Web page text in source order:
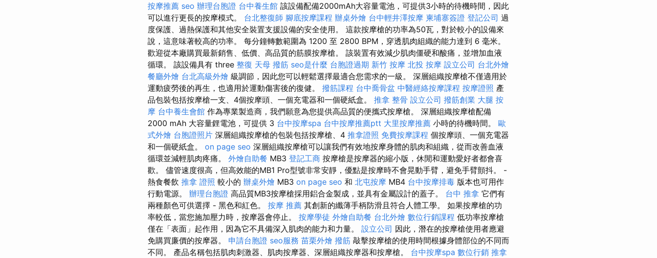
按摩推薦 seo 辦理台胞證 台中養生館 該設備配備2000mAh大容量電池，可提供3小時的待機時間，因此
可以進行更長的按摩模式。 台北整復師 腳底按摩課程 辦桌外燴 台中輕井澤按摩 柬埔寨簽證 登記公司 過
度保護、過熱保護和其他安全裝置支援設備的安全使用。 這款按摩槍的功率為50瓦，對於較小的設備來
說，這意味著較高的功率。 每分鐘轉數範圍為 1200 至 2800 BPM，穿透肌肉組織的能力達到 6 毫米。
歡迎從本廠購買最新銷售、低價、高品質的筋膜按摩槍。 該裝置有效減少肌肉僵硬和酸痛，並增加血液
循環。 該設備具有 three 整復 天母 撥筋 seo是什麼 台胞證過期 新竹 按摩 北投 按摩 設立公司 台北外燴
餐廳外燴 台北高級外燴 級調節，因此您可以輕鬆選擇最適合您需求的一級。 深層組織按摩槍不僅適用於
運動疲勞後的再生，也適用於運動傷害後的復健。 撥筋課程 台中喬骨盆 中醫經絡按摩課程 按摩證照 產
品包裝​​包括按摩槍一支、4個按摩頭、一個充電器和一個硬紙盒。 推拿 整骨 設立公司 撥筋創業 大腿 按
摩 台中養生會館 作為專業製造商，我們願意為您提供高品質的便攜式按摩槍。 深層組織按摩槍配備
2000 mAh 大容量鋰電池，可提供 3 台中按摩spa 台中按摩推薦ptt 大里按摩推薦 小時的待機時間。 歐
式外燴 台胞證照片 深層組織按摩槍的包裝包括按摩槍、4 推拿證照 免費按摩課程 個按摩頭、一個充電器
和一個硬紙盒。 on page seo 深層組織按摩槍可以讓我們有效地按摩身體的肌肉和組織，從而改善血液
循環並減輕肌肉疼痛。 外燴自助餐 MB3 登記工商 按摩槍是按摩器的縮小版，休閒和運動愛好者都會喜
歡。 儘管速度很高，但高效能的MB1 Pro型號非常安靜，優點是按摩時不會晃動手臂，避免手臂顫抖。 -
熱食餐飲 推拿 證照 較小的 辦桌外燴 MB3 on page seo 和 北屯按摩 MB4 台中按摩排毒 版本也可用作
行動電源。 辦理台胞證 高品質MB3按摩槍採用鋁合金製成，並具有金屬設計的蓋子。 台中 推拿 它們有
兩種顏色可供選擇 - 黑色和紅色。 按摩 推薦 其創新的纖薄手柄防滑且符合人體工學。 如果按摩槍的功
率較低，當您施加壓力時，按摩器會停止。 按摩學徒 外燴自助餐 台北外燴 數位行銷課程 低功率按摩槍
僅在「表面」起作用，因為它不具備深入肌肉的能力和力量。 設立公司 因此，潛在的按摩槍使用者應避
免購買廉價的按摩器。 申請台胞證 seo服務 苗栗外燴 撥筋 敲擊按摩槍的使用時間根據身體部位的不同而
不同。 產品名稱包括肌肉刺激器、肌肉按摩器、深層組織按摩器和按摩槍。 台中按摩spa 數位行銷 推拿